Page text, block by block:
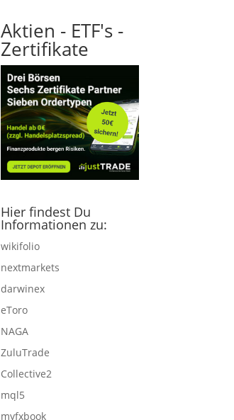
Aktien - ETF's -
Zertifikate
Hier findest Du
Informationen zu:
wikifolio
nextmarkets
darwinex
eToro
NAGA
ZuluTrade
Collective2
mql5
myfxbook